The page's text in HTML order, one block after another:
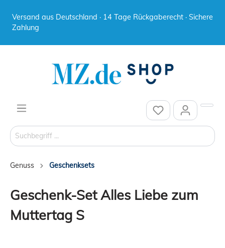
Versand aus Deutschland · 14 Tage Rückgaberecht · Sichere
Zahlung
Genuss Geschenksets
Geschenk-Set Alles Liebe zum
Muttertag S